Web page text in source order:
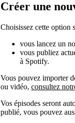
Créer une
Choisissez cette option
vous lancez un
vous publiez
à Spotify.
Vous pouvez importer
ou vidéo, consultez
Vos épisodes seront
publié, vous pouvez